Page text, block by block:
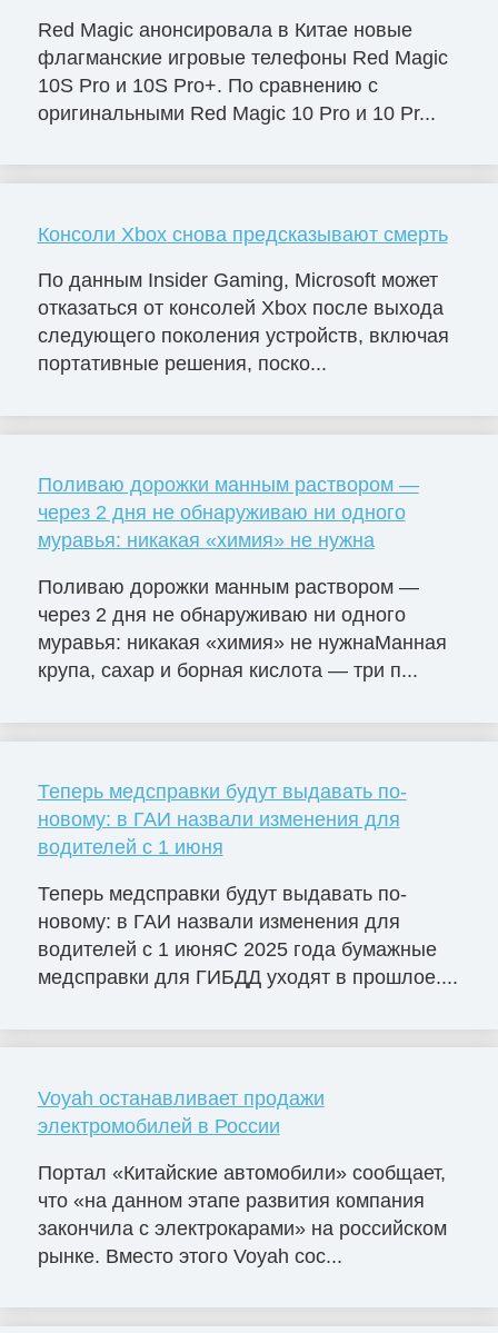
Red Magic анонсировала в Китае новые
флагманские игровые телефоны Red Magic
10S Pro и 10S Pro+. По сравнению с
оригинальными Red Magic 10 Pro и 10 Pr...
Консоли Xbox снова предсказывают смерть
По данным Insider Gaming, Microsoft может
отказаться от консолей Xbox после выхода
следующего поколения устройств, включая
портативные решения, поско...
Поливаю дорожки манным раствором —
через 2 дня не обнаруживаю ни одного
муравья: никакая «химия» не нужна
Поливаю дорожки манным раствором —
через 2 дня не обнаруживаю ни одного
муравья: никакая «химия» не нужнаМанная
крупа, сахар и борная кислота — три п...
Теперь медсправки будут выдавать по-
новому: в ГАИ назвали изменения для
водителей с 1 июня
Теперь медсправки будут выдавать по-
новому: в ГАИ назвали изменения для
водителей с 1 июняС 2025 года бумажные
медсправки для ГИБДД уходят в прошлое....
Voyah останавливает продажи
электромобилей в России
Портал «Китайские автомобили» сообщает,
что «на данном этапе развития компания
закончила с электрокарами» на российском
рынке. Вместо этого Voyah сос...